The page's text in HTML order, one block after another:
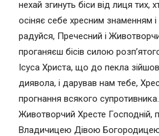
нехай згинуть біси від лиця тих,
осіняє себе хресним знаменням
радуйся, Пречесний і
проганяєш бісів силою
Ісуса Христа, що до пекла
диявола, і дарував нам тебе,
прогнання всякого
Животворчий Хресте Господній,
Владичицею Дівою